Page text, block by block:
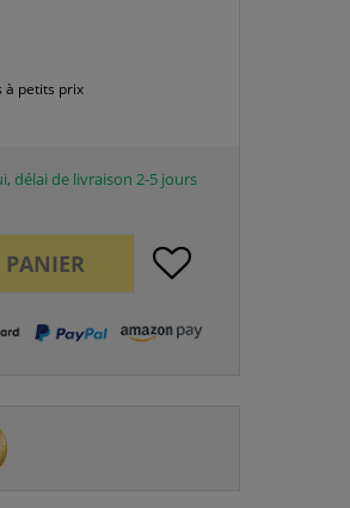
à petits prix
délai de livraison 2-5 jours
PANIER